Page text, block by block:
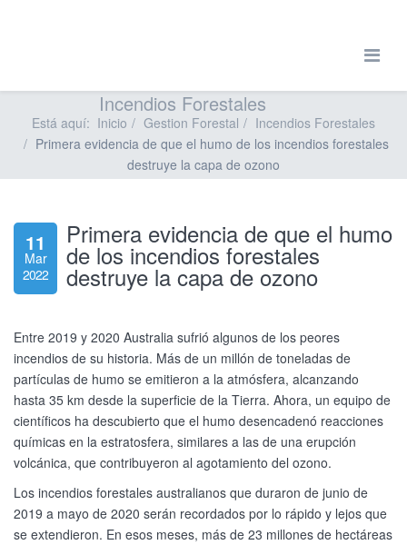
Incendios Forestales
Está aquí: Inicio Gestion Forestal
Incendios Forestales
Primera evidencia de que el humo de los incendios forestales
destruye la capa de ozono
11
Mar
2022
Primera evidencia de que el humo
de los incendios forestales
destruye la capa de ozono
Entre 2019 y 2020 Australia sufrió algunos de los peores
incendios de su historia. Más de un millón de toneladas de
partículas de humo se emitieron a la atmósfera, alcanzando
hasta 35 km desde la superficie de la Tierra. Ahora, un equipo de
científicos ha descubierto que el humo desencadenó reacciones
químicas en la estratosfera, similares a las de una erupción
volcánica, que contribuyeron al agotamiento del ozono.
Los incendios forestales australianos que duraron de junio de
2019 a mayo de 2020 serán recordados por lo rápido y lejos que
se extendieron. En esos meses, más de 23 millones de hectáreas